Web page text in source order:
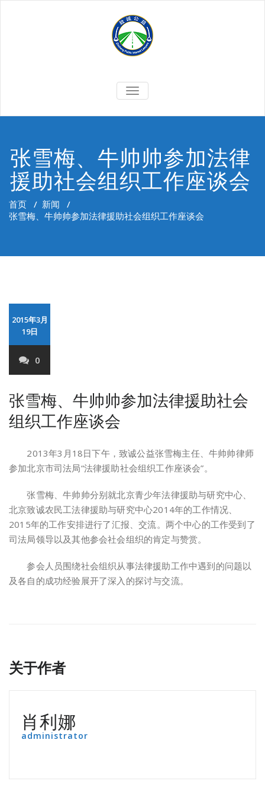
切
换
张雪梅、牛帅帅参加法律
援助社会组织工作座谈会
首页 / 新闻 /
张雪梅、牛帅帅参加法律援助社会组织工作座谈会
2015年3月
19日
0
张雪梅、牛帅帅参加法律援助社会
组织工作座谈会
2013年3月18日下午，致诚公益张雪梅主任、牛帅帅律师
参加北京市司法局“法律援助社会组织工作座谈会”。
张雪梅、牛帅帅分别就北京青少年法律援助与研究中心、
北京致诚农民工法律援助与研究中心2014年的工作情况、
2015年的工作安排进行了汇报、交流。两个中心的工作受到了
司法局领导以及其他参会社会组织的肯定与赞赏。
参会人员围绕社会组织从事法律援助工作中遇到的问题以
及各自的成功经验展开了深入的探讨与交流。
关于作者
肖利娜
administrator